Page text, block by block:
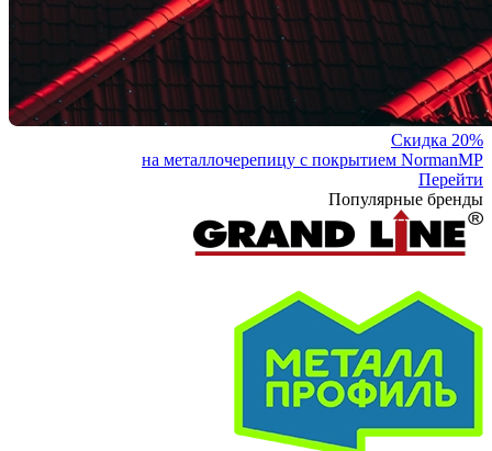
Скидка 20%
на металлочерепицу с покрытием NormanMP
Перейти
Популярные бренды